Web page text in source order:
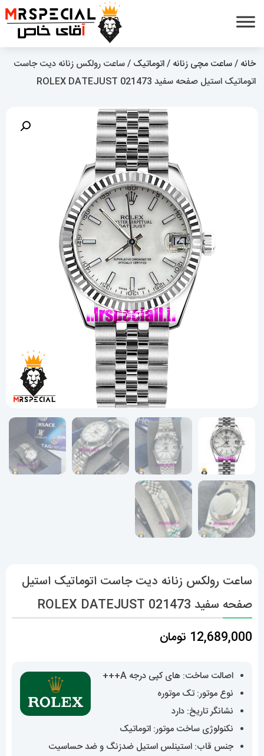
خانه /ساعت مچی زنانه /اتوماتیک / ساعت رولکس زنانه دیت جاست
اتوماتیک استیل صفحه سفید 021473 ROLEX DATEJUST
ساعت رولکس زنانه دیت جاست اتوماتیک استیل
صفحه سفید 021473 ROLEX DATEJUST
12,689,000 تومان
اصالت ساخت: های کپی درجه A+++
نوع موتور: تک موتوره
نشانگر تاریخ: دارد
نکنولوژی ساخت موتور: اتوماتیک
جنس قاب: استینلس استیل ضدزنگ و ضد حساسیت